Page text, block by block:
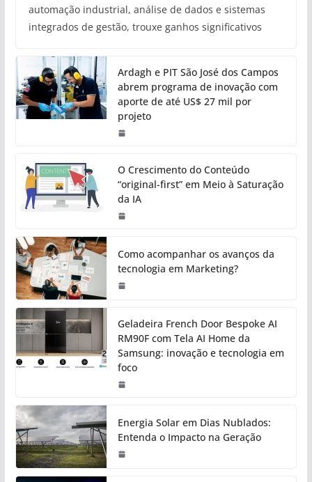
automação industrial, análise de dados e sistemas
integrados de gestão, trouxe ganhos significativos
Ardagh e PIT São José dos Campos
abrem programa de inovação com
aporte de até US$ 27 mil por
projeto
O Crescimento do Conteúdo
“original-first” em Meio à Saturação
da IA
Como acompanhar os avanços da
tecnologia em Marketing?
Geladeira French Door Bespoke AI
RM90F com Tela AI Home da
Samsung: inovação e tecnologia em
foco
Energia Solar em Dias Nublados:
Entenda o Impacto na Geração